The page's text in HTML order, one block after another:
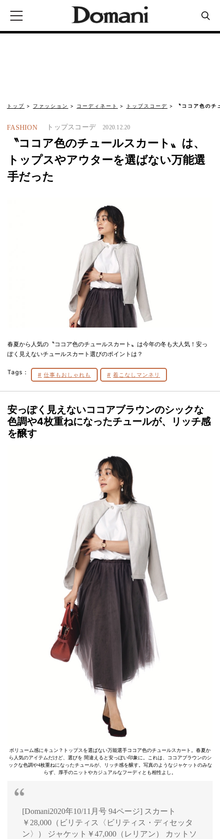
トップ ファッション コーディネート トップスコーデ 〝ココア色の
FASHION トップスコーデ 2020.12.20
〝ココア色のチュールスカート〟は、
トップスやアウターを選ばない万能選
手だった
春夏から人気の〝ココア色のチュールスカート〟は今年の冬も大人気！安っ
ぽく見えないチュールスカート選びのポイントは？
Tags： 仕事もおしゃれも 着こなしマンネリ
安っぽく見えないココアブラウンのシックな
色調や4枚重ねになったチュールが、リッチ感
を醸す
ボリューム感にキュン？トップスを選ばない万能選手ココア色のチュールスカート。春夏か
ら人気のアイテムだけど、選びを 間違えると安っぽい印象に。これは、ココアブラウンのシ
ックな色調や4枚重ねになったチュールが、リッチ感を醸す。写真のようなジャケットのみな
らず、厚手のニットやカジュアルなフーディとも相性よし。
[Domani2020年10/11月号 94ページ] スカート
￥28,000（ビリティス〈ビリティス・ディセッタ
ン〉） ジャケット￥47,000（レリアン） カットソ